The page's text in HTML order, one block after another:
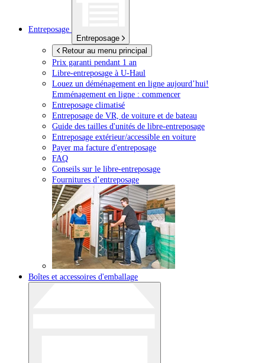
Entreposage
Entreposage
Retour au menu principal
Prix garanti pendant 1 an
Libre-entreposage à U-Haul
Louez un déménagement en ligne aujourd’hui!
Emménagement en ligne : commencer
Entreposage climatisé
Entreposage de VR, de voiture et de bateau
Guide des tailles d'unités de libre-entreposage
Entreposage extérieur/accessible en voiture
Payer ma facture d'entreposage
FAQ
Conseils sur le libre-entreposage
Fournitures d’entreposage
Boîtes et accessoires d'emballage